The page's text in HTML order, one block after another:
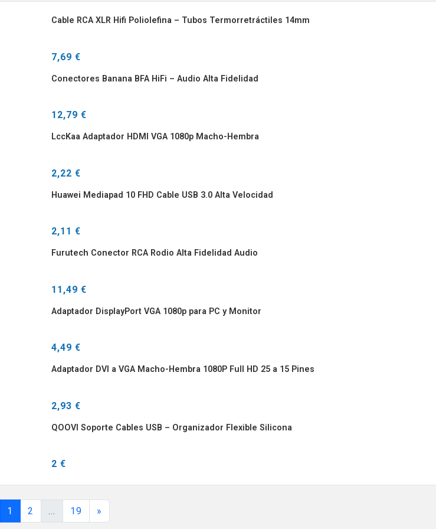
Cable RCA XLR Hifi Poliolefina – Tubos Termorretráctiles 14mm
7,69 €
Conectores Banana BFA HiFi – Audio Alta Fidelidad
12,79 €
LccKaa Adaptador HDMI VGA 1080p Macho-Hembra
2,22 €
Huawei Mediapad 10 FHD Cable USB 3.0 Alta Velocidad
2,11 €
Furutech Conector RCA Rodio Alta Fidelidad Audio
11,49 €
Adaptador DisplayPort VGA 1080p para PC y Monitor
4,49 €
Adaptador DVI a VGA Macho-Hembra 1080P Full HD 25 a 15 Pines
2,93 €
QOOVI Soporte Cables USB – Organizador Flexible Silicona
2 €
1 2 ... 19 »